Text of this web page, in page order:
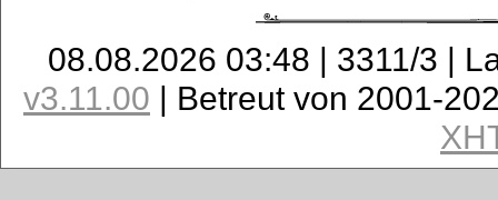
08.08.2026 03:48 | 3311/3 |
v3.11.00 | Betreut von 2001-